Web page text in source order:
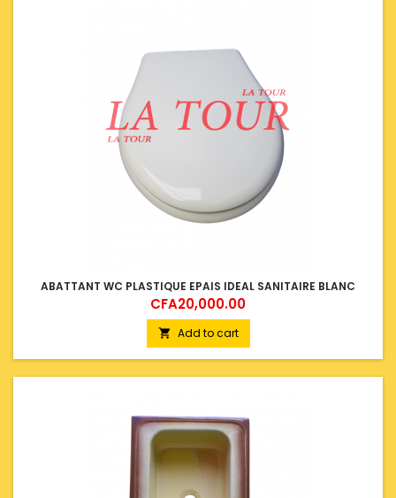
ABATTANT WC PLASTIQUE EPAIS IDEAL SANITAIRE BLANC
Price
CFA20,000.00
 Add to cart